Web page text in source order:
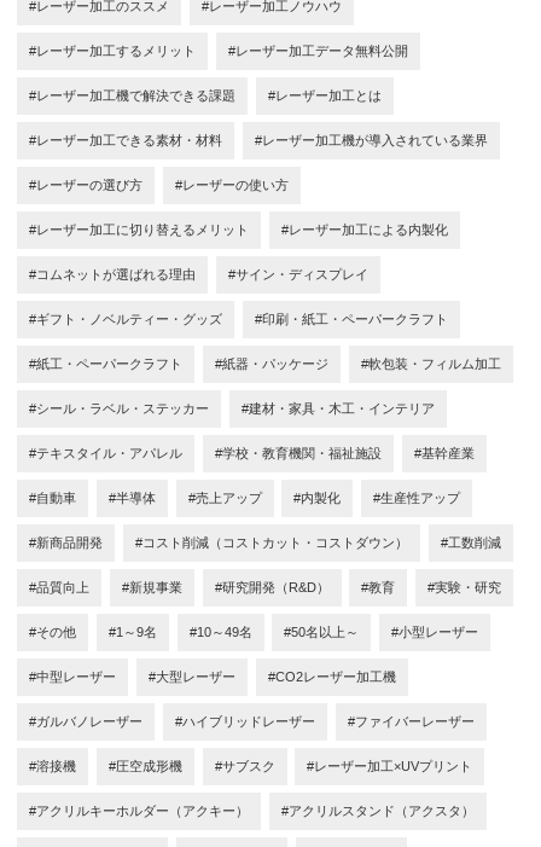
#レーザー加工のススメ #レーザー加工ノウハウ
#レーザー加工するメリット #レーザー加工データ無料公開
#レーザー加工機で解決できる課題 #レーザー加工とは
#レーザー加工できる素材・材料 #レーザー加工機が導入されている業界
#レーザーの選び方 #レーザーの使い方
#レーザー加工に切り替えるメリット #レーザー加工による内製化
#コムネットが選ばれる理由 #サイン・ディスプレイ
#ギフト・ノベルティー・グッズ #印刷・紙工・ペーパークラフト
#紙工・ペーパークラフト #紙器・パッケージ #軟包装・フィルム加工
#シール・ラベル・ステッカー #建材・家具・木工・インテリア
#テキスタイル・アパレル #学校・教育機関・福祉施設 #基幹産業
#自動車 #半導体 #売上アップ #内製化 #生産性アップ
#新商品開発 #コスト削減（コストカット・コストダウン） #工数削減
#品質向上 #新規事業 #研究開発（R&D） #教育 #実験・研究
#その他 #1～9名 #10～49名 #50名以上～ #小型レーザー
#中型レーザー #大型レーザー #CO2レーザー加工機
#ガルバノレーザー #ハイブリッドレーザー #ファイバーレーザー
#溶接機 #圧空成形機 #サブスク #レーザー加工×UVプリント
#アクリルキーホルダー（アクキー） #アクリルスタンド（アクスタ）